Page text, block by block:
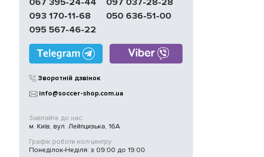
093 170-11-68
050 636-51-00
095 567-46-22
Зворотній дзвінок
info@soccer-shop.com.ua
Завітайте до нас:
м. Київ, вул. Лейпцизька, 16А
Графік роботи кол-центру:
Понеділок-Неділя: з 09:00 до 19:00.